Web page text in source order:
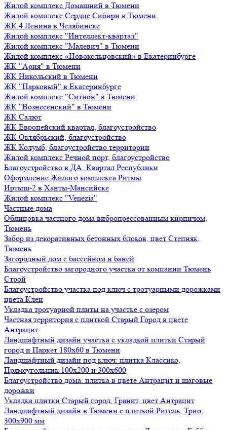
Жилой комплекс Домашний в Тюмени
Жилой комплекс Сердце Сибири в Тюмени
ЖК 4 Ленина в Челябинске
Жилой комплекс "Интеллект-квартал"
Жилой комплекс "Малевич" в Тюмени
Жилой комплекс «Новокольцовский» в Екатеринбурге
ЖК "Ария" в Тюмени
ЖК Никольский в Тюмени
ЖК "Парковый" в Екатеринбурге
Жилой комплекс "Ситион" в Тюмени
ЖК "Вознесенский" в Тюмени
ЖК Салют
ЖК Европейский квартал, благоустройство
ЖК Октябрьский, благоустройство
ЖК Колумб, благоустройство территории
Жилой комплекс Речной порт, благоустройство
Благоустройство в ДА. Квартал Республики
Оформление Жилого комплекса Ритмы
Иртыш-2 в Ханты-Мансийске
Жилой комплекс "Venezia"
Частные дома
Облицовка частного дома вибропрессованным кирпичом,
Тюмень
Забор из декоративных бетонных блоков, цвет Степняк,
Тюмень
Загородный дом с бассейном и баней
Благоустройство загородного участка от компании Тюмень
Строй
Благоустройство участка под ключ с тротуарными дорожками
цвета Клен
Укладка тротуарной плиты на участке с озером
Частная территория с плиткой Старый Город в цвете
Антрацит
Ландшафтный дизайн участка с укладкой плитки Старый
город и Паркет 180х60 в Тюмени
Ландшафтный дизайн под ключ: плитка Классико,
Прямоугольник 100х200 и 300х600
Благоустройство дома: плитка в цвете Антрацит и шаговые
дорожки
Укладка плитки Старый город, Гранит, цвет Антрацит
Ландшафтный дизайн в Тюмени с плиткой Ригель, Трио,
300х900 мм